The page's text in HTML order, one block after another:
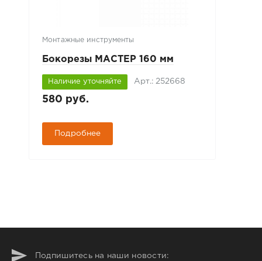
Монтажные инструменты
Бокорезы МАСТЕР 160 мм
Наличие уточняйте Арт.: 252668
580 руб.
Подробнее
Подпишитесь на наши новости: